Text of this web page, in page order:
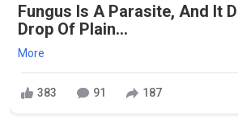
Fungus Is A Parasite, And It
Drop Of Plain...
More
383 91 187